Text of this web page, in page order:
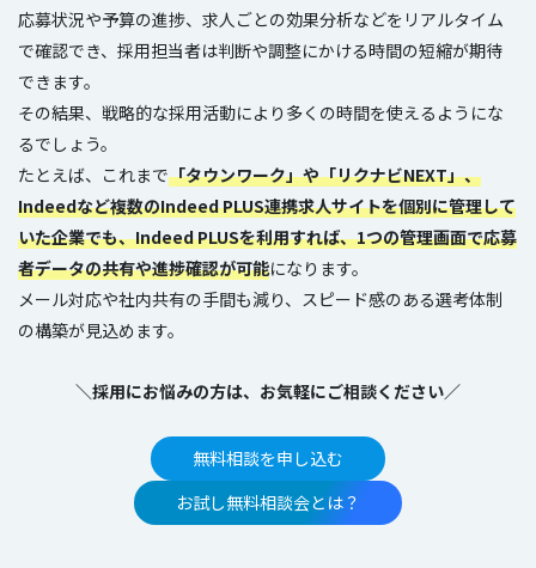
応募状況や予算の進捗、求人ごとの効果分析などをリアルタイム
で確認でき、採用担当者は判断や調整にかける時間の短縮が期待
できます。
その結果、戦略的な採用活動により多くの時間を使えるようにな
るでしょう。
たとえば、これまで「タウンワーク」や「リクナビNEXT」、
Indeedなど複数のIndeed PLUS連携求人サイトを個別に管理して
いた企業でも、Indeed PLUSを利用すれば、1つの管理画面で応募
者データの共有や進捗確認が可能になります。
メール対応や社内共有の手間も減り、スピード感のある選考体制
の構築が見込めます。
＼採用にお悩みの方は、お気軽にご相談ください／
無料相談を申し込む
お試し無料相談会とは？